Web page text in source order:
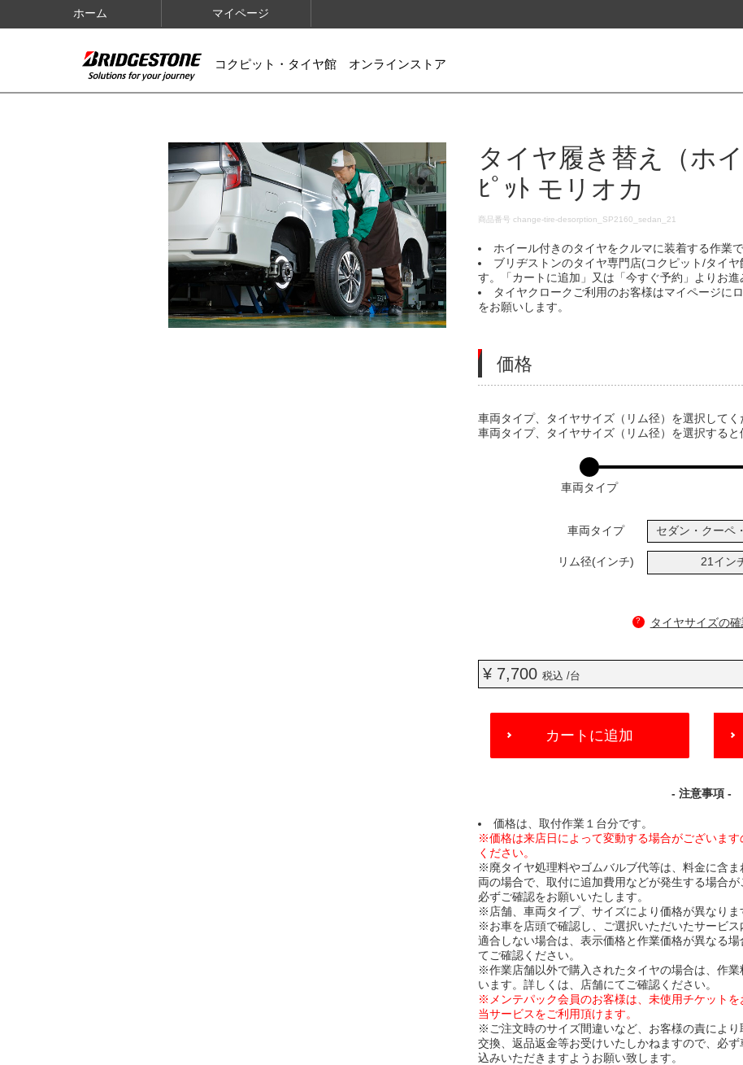
ホーム マイページ
コクピット・タイヤ館 オンラインストア
IMAGES
タイヤ履き替え（ホ
ﾋﾟｯﾄ モリオカ
DETAILS
商品番号change-tire-desorption_SP2160_sedan_21
ホイール付きのタイヤをクルマに装着する作業で
ブリヂストンのタイヤ専門店(コクピット/タイ
す。「カートに追加」又は「今すぐ予約」よりお進
タイヤクロークご利用のお客様はマイページに
をお願いします。
価格
VARIATIONS
車両タイプ、タイヤサイズ（リム径）を選択してく
車両タイプ、タイヤサイズ（リム径）を選択すると
車両タイプ
車両タイプ セダン・クーペ
リム径(インチ) 21イン
? タイヤサイズの
¥ 7,700税込 /台
ADD
CART
カートに追加
- 注意事項 -
価格は、取付作業１台分です。
※価格は来店日によって変動する場合がございま
ください。
※廃タイヤ処理料やゴムバルブ代等は、料金に含
両の場合で、取付に追加費用などが発生する場合
必ずご確認をお願いいたします。
※店舗、車両タイプ、サイズにより価格が異なりま
※お車を店頭で確認し、ご選択いただいたサービ
適合しない場合は、表示価格と作業価格が異なる
てご確認ください。
※作業店舗以外で購入されたタイヤの場合は、作
います。詳しくは、店舗にてご確認ください。
※メンテパック会員のお客様は、未使用チケット
当サービスをご利用頂けます。
※ご注文時のサイズ間違いなど、お客様の責によ
交換、返品返金等お受けいたしかねますので、必
込みいただきますようお願い致します。